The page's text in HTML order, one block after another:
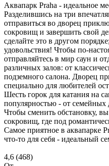
Аквапарк Praha - идеальное
Разделившись на три
отправиться во дворец
сокровищ и завершить свой
сделайте это в другом
удовольствия! Чтобы по-
отправляйтесь в мир саун и
различных залов: от
подземного салона. Дворец
специально для любителей
Шесть горок для катания на
популярностью - от
Чтобы сменить обстановку,
сокровищ, где под
Самое приятное в аквапарке
что-то для себя - идеальный
4,6 (468)